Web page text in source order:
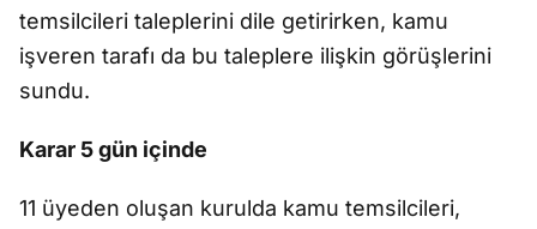
temsilcileri taleplerini dile getirirken, kamu
işveren tarafı da bu taleplere ilişkin görüşlerini
sundu.
Karar 5 gün içinde
11 üyeden oluşan kurulda kamu temsilcileri,